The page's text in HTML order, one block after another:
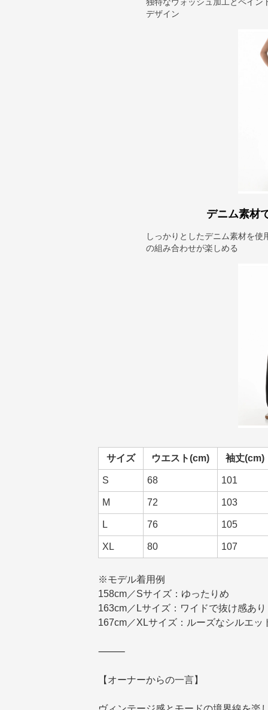
デザイン
デニム素材
しっかりとしたデニム素材を使
の組み合わせが楽しめる
サイズ ウエスト(cm) 袖丈(cm)
S 68 101
M 72 103
L 76 105
XL 80 107
※モデル着用例
158cm／Sサイズ：ゆったりめ
163cm／Lサイズ：ワイドで抜け感あり
167cm／XLサイズ：ルーズなシルエッ
⸻
【オーナーからの一言】